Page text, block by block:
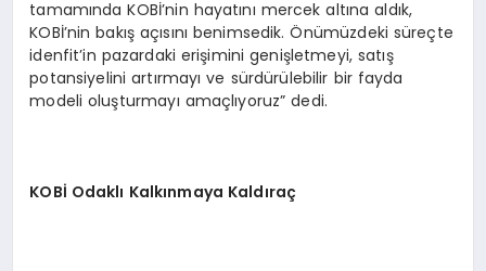
tamamında KOBİ’nin hayatını mercek altına aldık,
KOBİ’nin bakış açısını benimsedik. Önümüzdeki süreçte
idenfit’in pazardaki erişimini genişletmeyi, satış
potansiyelini artırmayı ve sürdürülebilir bir fayda
modeli oluşturmayı amaçlıyoruz” dedi.
KOBİ Odaklı Kalkınmaya Kaldıraç